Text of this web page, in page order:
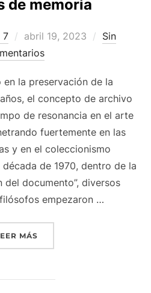
de memoria
7
Publicado
el
abril 19, 2023
Sin
en la preservación de la
el concepto de archivo
de resonancia en el arte
fuertemente en las
y en el coleccionismo
de 1970, dentro de la
del documento”, diversos
empezaron …
MÁS«ACCIONES DE MEMORIA»